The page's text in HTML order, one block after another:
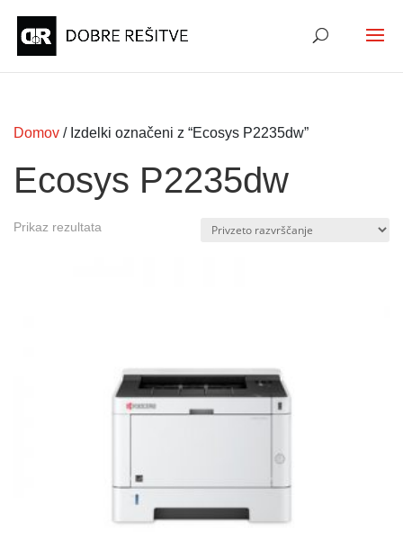
Domov / Izdelki označeni z “Ecosys P2235dw”
Ecosys P2235dw
Prikaz rezultata